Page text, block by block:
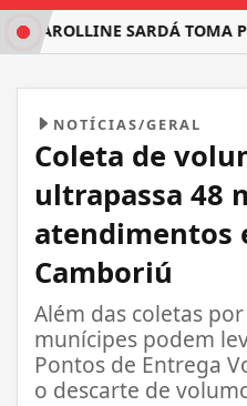
SARDÁ TOMA
NOTÍCIAS/GERAL
Coleta de
ultrapassa 48
atendimentos
Camboriú
Além das coletas
munícipes podem
Pontos de Entrega
o descarte de